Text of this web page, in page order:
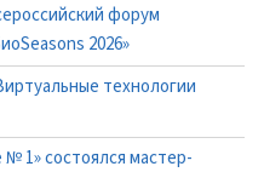
форум
2026»
технологии
1» состоялся мастер-